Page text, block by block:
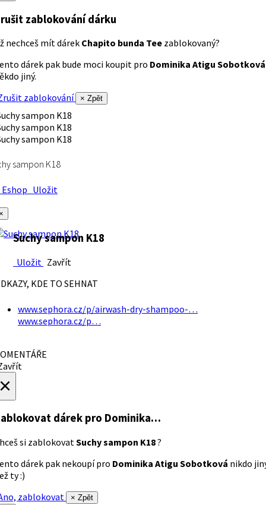
zablokování dárku
nechceš mít dárek Chapito bunda Tee zablokovaný?
dárek pak bude moci koupit pro Dominika Atigu Sobotková
jiný.
zablokování
× Zpět
sampon K18
Uložit
Suchy sampon K18
Uložit Zavřít
KDE TO SEHNAT
www.sephora.cz/p/airwash-dry-shampoo-…
www.sephora.cz/p…
dárek pro Dominika…
si zablokovatSuchy sampon K18?
dárek pak nekoupí pro Dominika Atigu Sobotková nikdo
ty :)
zablokovat
× Zpět